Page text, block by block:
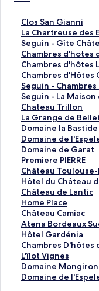
Clos San Gianni
C
l
o
s
S
a
n
G
i
a
n
n
i
페
이
지
를
여
는
링
크
La Chartreuse des
L
a
C
h
a
r
t
r
e
u
s
e
d
e
s
E
y
r
e
s
페
이
지
를
Seguin - Gîte
S
e
g
u
i
n
-
G
î
t
e
C
h
â
t
e
a
u
페
이
지
를
여
Chambres d'hotes
C
h
a
m
b
r
e
s
d
'
h
o
t
e
s
d
u
P
a
r
c
페
Chambres d'hôtes
C
h
a
m
b
r
e
s
d
'
h
ô
t
e
s
L
a
B
a
s
t
Chambres d'Hôtes
C
h
a
m
b
r
e
s
d
'
H
ô
t
e
s
C
h
â
t
e
Seguin -
S
e
g
u
i
n
-
C
h
a
m
b
r
e
s
D
h
ô
t
Seguin - La Maison
S
e
g
u
i
n
-
L
a
M
a
i
s
o
n
d
u
L
Chateau Trillon
C
h
a
t
e
a
u
T
r
i
l
l
o
n
페
이
지
La Grange de
L
a
G
r
a
n
g
e
d
e
B
e
l
l
e
f
Domaine la Bastide
D
o
m
a
i
n
e
l
a
B
a
s
t
i
d
Domaine de
D
o
m
a
i
n
e
d
e
l
'
E
s
p
Domaine de Garat
D
o
m
a
i
n
e
d
e
G
a
r
a
Premiere PIERRE
P
r
e
m
i
e
r
e
P
I
E
R
Château
C
h
â
t
e
a
u
T
o
u
l
Hôtel du Château
H
ô
t
e
l
d
u
C
h
â
Château de Lantic
C
h
â
t
e
a
u
d
e
Home Place
H
o
m
e
P
l
a
c
Château Camiac
C
h
â
t
e
a
u
Atena Bordeaux
A
t
e
n
a
B
Hôtel Gardénia
H
ô
t
e
l
Chambres D'hôtes
C
h
a
m
L'îlot Vignes
L
'
î
Domaine Mongiron
D
o
Domaine de
D